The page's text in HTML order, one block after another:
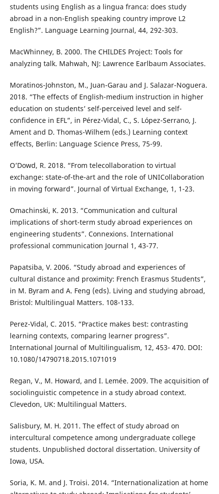
students using English as a lingua franca: does study
abroad in a non-English speaking country improve L2
English?”. Language Learning Journal, 44, 292-303.
MacWhinney, B. 2000. The CHILDES Project: Tools for
analyzing talk. Mahwah, NJ: Lawrence Earlbaum Associates.
Moratinos-Johnston, M., Juan-Garau and J. Salazar-Noguera.
2018. “The effects of English-medium instruction in higher
education on students’ self-perceived level and self-
confidence in EFL”, in Pérez-Vidal, C., S. López-Serrano, J.
Ament and D. Thomas-Wilhem (eds.) Learning context
effects, Berlin: Language Science Press, 75-99.
O’Dowd, R. 2018. “From telecollaboration to virtual
exchange: state-of-the-art and the role of UNICollaboration
in moving forward”. Journal of Virtual Exchange, 1, 1-23.
Omachinski, K. 2013. “Communication and cultural
implications of short-term study abroad experiences on
engineering students”. Connexions. International
professional communication Journal 1, 43-77.
Papatsiba, V. 2006. “Study abroad and experiences of
cultural distance and proximity: French Erasmus Students”,
in M. Byram and A. Feng (eds). Living and studying abroad,
Bristol: Multilingual Matters. 108-133.
Perez-Vidal, C. 2015. “Practice makes best: contrasting
learning contexts, comparing learner progress”.
International Journal of Multilingualism, 12, 453- 470. DOI:
10.1080/14790718.2015.1071019
Regan, V., M. Howard, and I. Lemée. 2009. The acquisition of
sociolinguistic competence in a study abroad context.
Clevedon, UK: Multilingual Matters.
Salisbury, M. H. 2011. The effect of study abroad on
intercultural competence among undergraduate college
students. Unpublished doctoral dissertation. University of
Iowa, USA.
Soria, K. M. and J. Troisi. 2014. “Internationalization at home